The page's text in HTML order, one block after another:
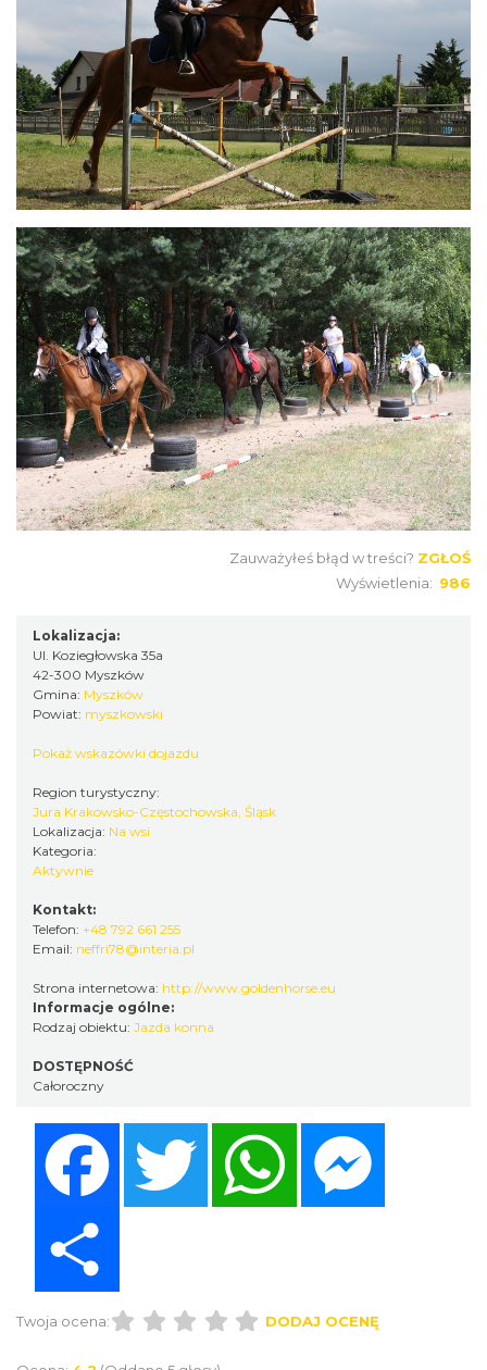
Zauważyłeś błąd w treści? ZGŁOŚ
Wyświetlenia: 986
Lokalizacja:
Ul. Koziegłowska 35a
42-300 Myszków
Gmina: Myszków
Powiat: myszkowski
Pokaż wskazówki dojazdu
Region turystyczny:
Jura Krakowsko-Częstochowska, Śląsk
Lokalizacja: Na wsi
Kategoria:
Aktywnie
Kontakt:
Telefon: +48 792 661 255
Email: neffri78@interia.pl
Strona internetowa: http://www.goldenhorse.eu
Informacje ogólne:
Rodzaj obiektu: Jazda konna
DOSTĘPNOŚĆ
Całoroczny
Twitter WhatsApp
Twoja ocena: DODAJ OCENĘ